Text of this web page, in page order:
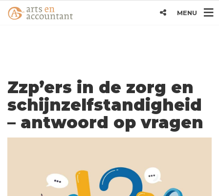
MENU
Zzp’ers in de zorg en
schijnzelfstandigheid
– antwoord op vragen